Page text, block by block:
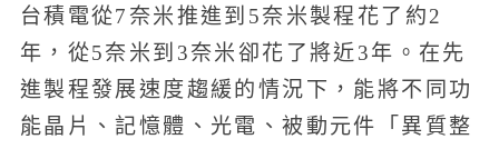
台積電從7奈米推進到5奈米製程花了約2
年，從5奈米到3奈米卻花了將近3年。在先
進製程發展速度趨緩的情況下，能將不同功
能晶片、記憶體、光電、被動元件「異質整